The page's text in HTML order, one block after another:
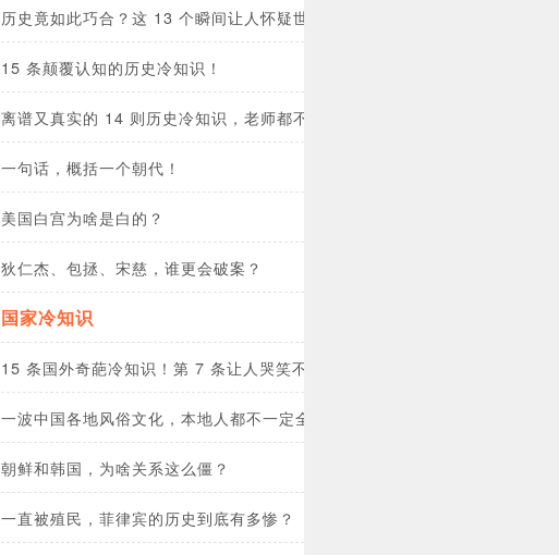
历史竟如此巧合？这 13 个瞬间让人怀疑世界是设计好的！
15 条颠覆认知的历史冷知识！
离谱又真实的 14 则历史冷知识，老师都不敢讲！
一句话，概括一个朝代！
美国白宫为啥是白的？
狄仁杰、包拯、宋慈，谁更会破案？
国家冷知识
15 条国外奇葩冷知识！第 7 条让人哭笑不得，最后一条你敢尝试吗？
一波中国各地风俗文化，本地人都不一定全知道！
朝鲜和韩国，为啥关系这么僵？
一直被殖民，菲律宾的历史到底有多惨？